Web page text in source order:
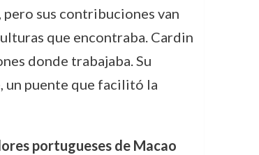
sus contribuciones van
que encontraba. Cardin
donde trabajaba. Su
puente que facilitó la
portugueses de Macao